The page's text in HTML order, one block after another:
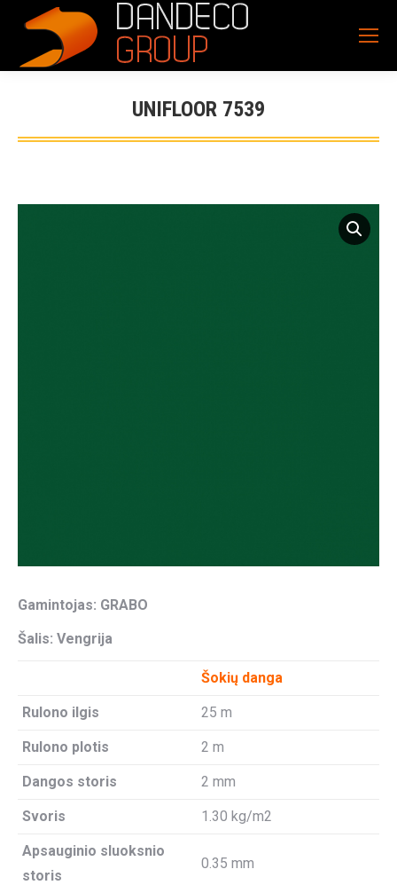
UNIFLOOR 7539
Gamintojas: GRABO
Šalis: Vengrija
Šokių danga
Rulono ilgis 25 m
Rulono plotis 2 m
Dangos storis 2 mm
Svoris 1.30 kg/m2
Apsauginio sluoksnio
storis
0.35 mm